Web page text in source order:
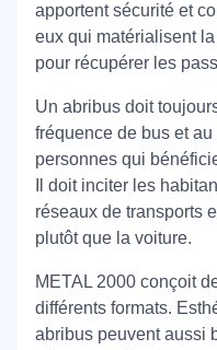
apportent sécurité et
eux qui matérialisent
pour récupérer les
Un abribus doit
fréquence de bus et
personnes qui
Il doit inciter les
réseaux de transports
plutôt que la voiture.
METAL 2000 conçoit
différents formats.
abribus peuvent aussi